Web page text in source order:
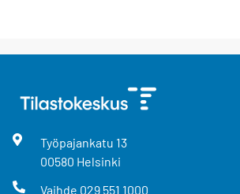
Työpajankatu 13
00580 Helsinki
Vaihde 029 551 1000